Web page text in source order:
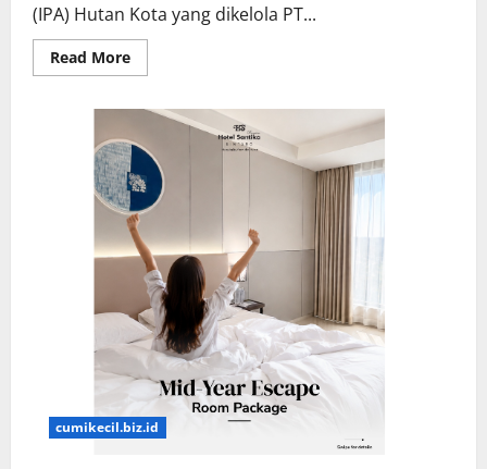
(IPA) Hutan Kota yang dikelola PT...
Read MoreRead
more
IPA
Kota,
Pasokan
Air
55
Ribu
Pelanggan
PAM
Terganggu
cumikecil.biz.id